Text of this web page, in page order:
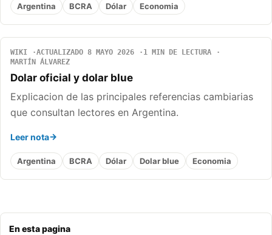
En esta pagina
Argentina BCRA Dólar Economia
WIKI ACTUALIZADO 8 MAYO 2026
1 MIN DE LECTURA
MARTÍN ÁLVAREZ
Dolar oficial y dolar blue
Explicacion de las principales referencias cambiarias
que consultan lectores en Argentina.
Leer nota
Argentina BCRA Dólar Dolar blue Economia